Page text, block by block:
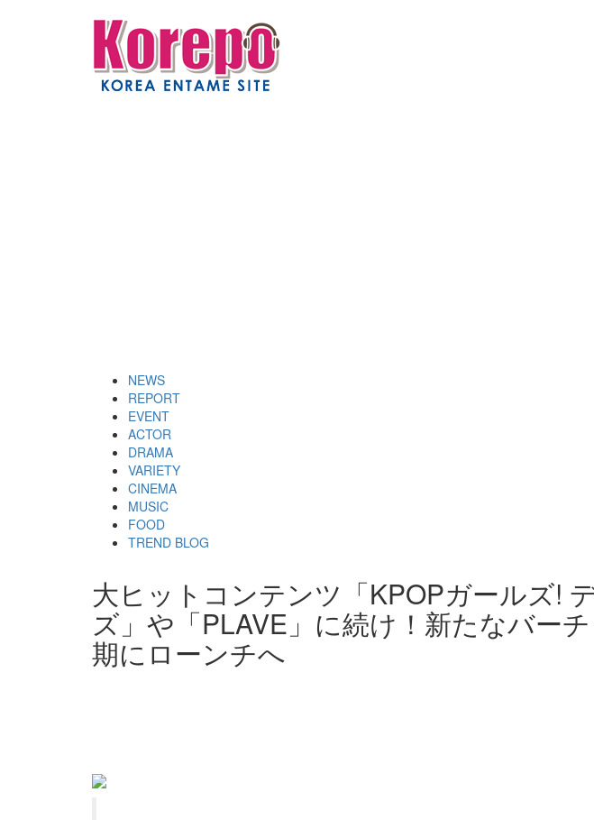
NEWS
REPORT
EVENT
ACTOR
DRAMA
VARIETY
CINEMA
MUSIC
FOOD
TREND BLOG
大ヒットコンテンツ「KPOPガールズ!
ズ」や「PLAVE」に続け！新たなバー
期にローンチへ